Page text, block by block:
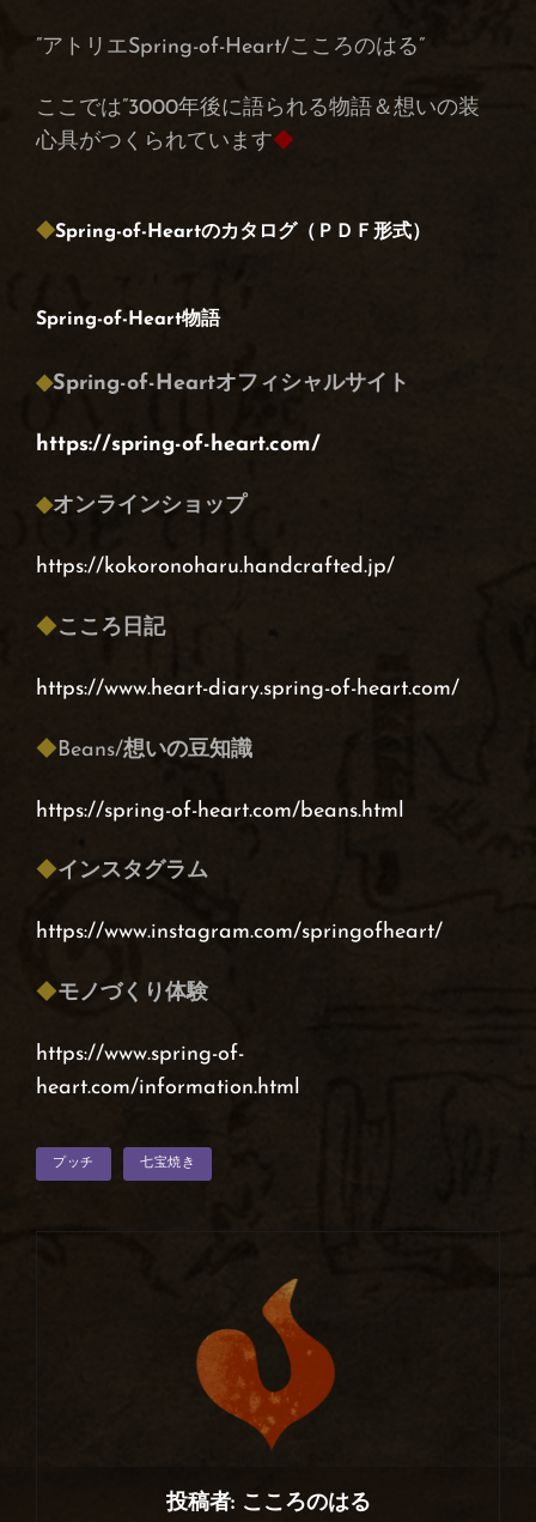
”アトリエSpring-of-Heart/こころのはる”
ここでは”3000年後に語られる物語＆想いの装
心具がつくられています◆
◆Spring-of-Heartのカタログ（ＰＤＦ形式）
Spring-of-Heart物語
◆Spring-of-Heartオフィシャルサイト
https://spring-of-heart.com/
◆オンラインショップ
https://kokoronoharu.handcrafted.jp/
◆こころ日記
https://www.heart-diary.spring-of-heart.com/
◆ Beans/想いの豆知識
https://spring-of-heart.com/beans.html
◆インスタグラム
https://www.instagram.com/springofheart/
◆モノづくり体験
https://www.spring-of-
heart.com/information.html
プッチ 七宝焼き
投稿者:こころのはる